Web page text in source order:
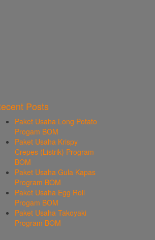
Posts
Paket Usaha Long Potato
Progam BOM
Paket Usaha Krispy
Crepes (Listrik) Program
BOM
Paket Usaha Gula Kapas
Program BOM
Paket Usaha Egg Roll
Progam BOM
Paket Usaha Takoyaki
Program BOM